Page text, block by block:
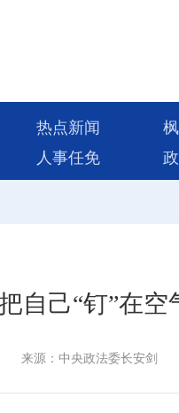
热点新闻
人事任免
自己“钉”在
来源：中央政法委长安剑